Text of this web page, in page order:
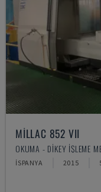
MILLAC 852 VII
OKUMA - DIKEY İŞLEME
İSPANYA 2015